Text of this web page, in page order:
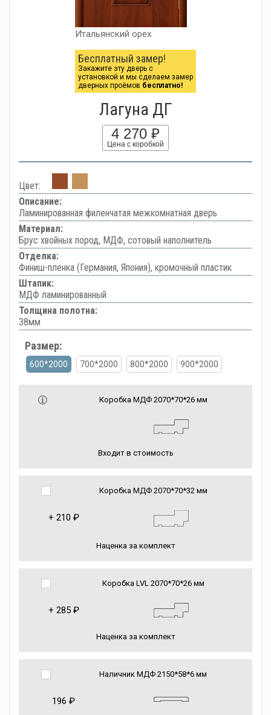
Итальянский орех
Бесплатный замер!
Закажите эту дверь с
установкой и мы сделаем замер
дверных проёмов бесплатно!
Лагуна ДГ
4 270 ₽
Цена с коробкой
Цвет:
Описание:
Ламинированная филенчатая межкомнатная дверь
Материал:
Брус хвойных пород, МДФ, сотовый наполнитель
Отделка:
Финиш-пленка (Германия, Япония), кромочный пластик
Штапик:
МДФ ламинированный
Толщина полотна:
38мм
Размер:
600*2000 700*2000 800*2000 900*2000
Коробка МДФ 2070*70*26 мм
Входит в стоимость
Коробка МДФ 2070*70*32 мм
+ 210 ₽
Наценка за комплект
Коробка LVL 2070*70*26 мм
+ 285 ₽
Наценка за комплект
Наличник МДФ 2150*58*6 мм
196 ₽